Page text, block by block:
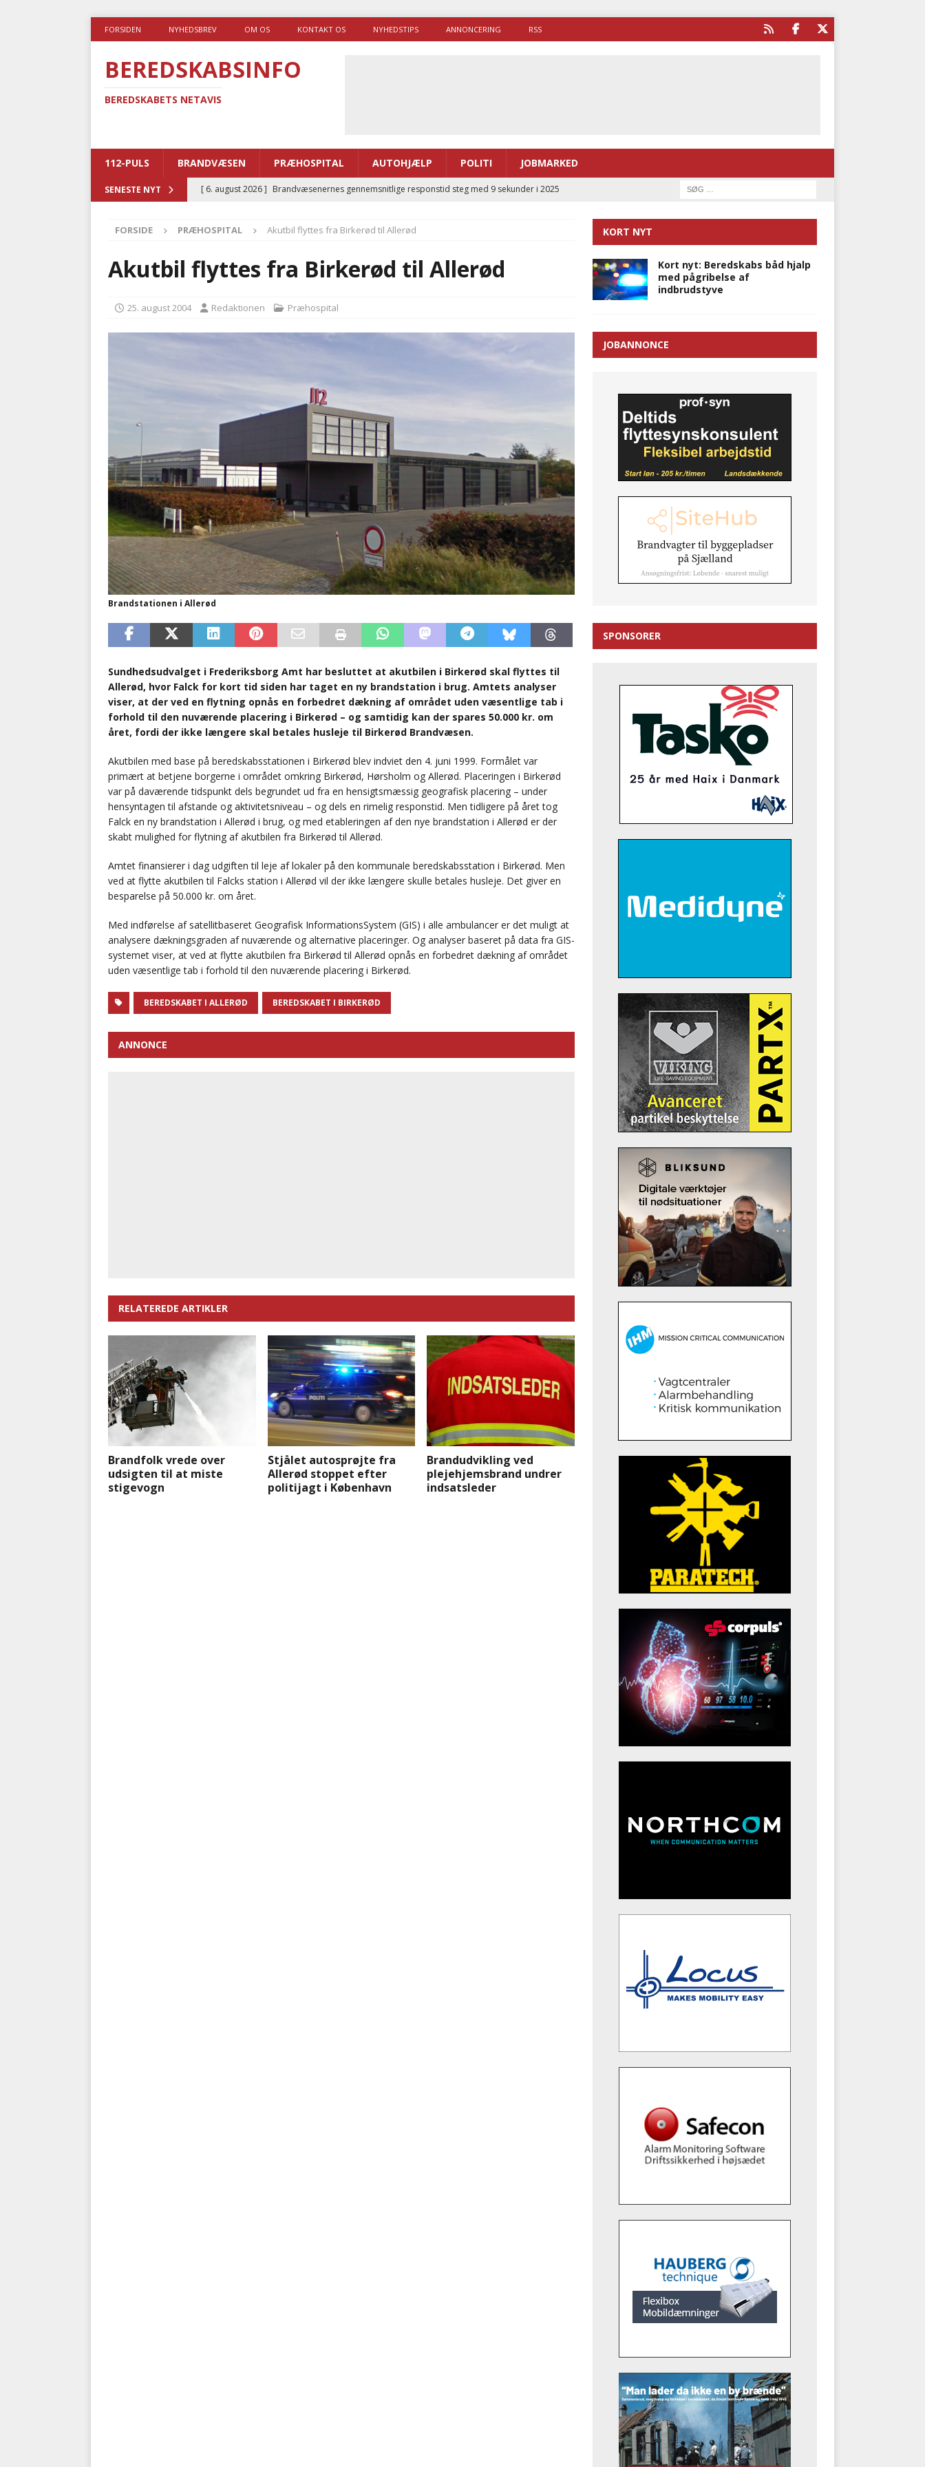
FORSIDEN NYHEDSBREV OM OS KONTAKT OS NYHEDSTIPS ANNONCERING RSS
BEREDSKABSINFO
BEREDSKABETS NETAVIS
112-PULS BRANDVÆSEN PRÆHOSPITAL AUTOHJÆLP POLITI JOBMARKED
SENESTE NYT [ 6. august 2026 ] Brandvæsenernes gennemsnitlige responstid steg med 9 sekunder i 2025
[ 5. august 2026 ] Advarer: Udløb af sygetransporttilladelser kan sende 400.000 kørsler over
i det offentlige
PRÆHOSPITAL
[ 5. august 2026 ]
[ 4. august 2026 ]
Brandvæsenerne brugte lidt længere tid på at komme af sted i 2025
Branche kræver at beskyttelseskøretøjer bliver lovpligtige ved arbejde i
FORSIDE PRÆHOSPITAL Akutbil flyttes fra Birkerød til Allerød
Akutbil flyttes fra Birkerød til Allerød
25. august 2004 Redaktionen Præhospital
Brandstationen i Allerød
Sundhedsudvalget i Frederiksborg Amt har besluttet at akutbilen i Birkerød skal flyttes til
Allerød, hvor Falck for kort tid siden har taget en ny brandstation i brug. Amtets analyser
viser, at der ved en flytning opnås en forbedret dækning af området uden væsentlige tab i
forhold til den nuværende placering i Birkerød – og samtidig kan der spares 50.000 kr. om
året, fordi der ikke længere skal betales husleje til Birkerød Brandvæsen.
Akutbilen med base på beredskabsstationen i Birkerød blev indviet den 4. juni 1999. Formålet var
primært at betjene borgerne i området omkring Birkerød, Hørsholm og Allerød. Placeringen i Birkerød
var på daværende tidspunkt dels begrundet ud fra en hensigtsmæssig geografisk placering – under
hensyntagen til afstande og aktivitetsniveau – og dels en rimelig responstid. Men tidligere på året tog
Falck en ny brandstation i Allerød i brug, og med etableringen af den nye brandstation i Allerød er der
skabt mulighed for flytning af akutbilen fra Birkerød til Allerød.
Amtet finansierer i dag udgiften til leje af lokaler på den kommunale beredskabsstation i Birkerød. Men
ved at flytte akutbilen til Falcks station i Allerød vil der ikke længere skulle betales husleje. Det giver en
besparelse på 50.000 kr. om året.
Med indførelse af satellitbaseret Geografisk InformationsSystem (GIS) i alle ambulancer er det muligt at
analysere dækningsgraden af nuværende og alternative placeringer. Og analyser baseret på data fra GIS-
systemet viser, at ved at flytte akutbilen fra Birkerød til Allerød opnås en forbedret dækning af området
uden væsentlige tab i forhold til den nuværende placering i Birkerød.
BEREDSKABET I ALLERØD BEREDSKABET I BIRKERØD
ANNONCE
RELATEREDE ARTIKLER
Brandfolk vrede over
udsigten til at miste
stigevogn
Stjålet autosprøjte fra
Allerød stoppet efter
politijagt i København
Brandudvikling ved
plejehjemsbrand undrer
indsatsleder
KORT NYT
Kort nyt: Beredskabs båd hjalp
med pågribelse af
indbrudstyve
JOBANNONCE
SPONSORER